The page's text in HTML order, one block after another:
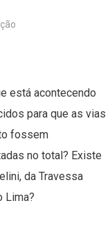
está acontecendo
para que as vias
fossem
no total? Existe
da Travessa
Lima?